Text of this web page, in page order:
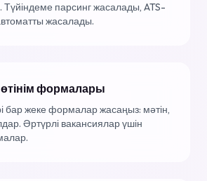
Түйіндеме парсинг жасалады, ATS-
жасалады.
формалары
бар жеке формалар жасаңыз: мәтін,
Әртүрлі вакансиялар үшін